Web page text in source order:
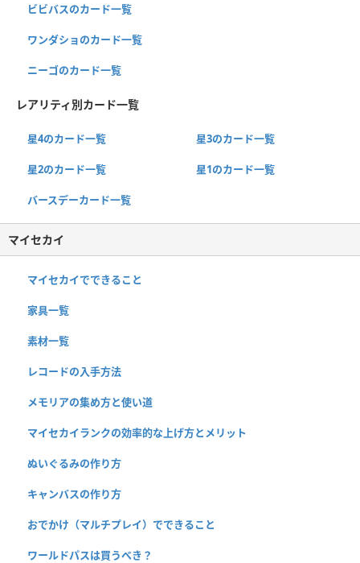
ビビバスのカード一覧
ワンダショのカード一覧
ニーゴのカード一覧
レアリティ別カード一覧
星4のカード一覧 星3のカード一覧
星2のカード一覧 星1のカード一覧
バースデーカード一覧
マイセカイ
マイセカイでできること
家具一覧
素材一覧
レコードの入手方法
メモリアの集め方と使い道
マイセカイランクの効率的な上げ方とメリット
ぬいぐるみの作り方
キャンバスの作り方
おでかけ（マルチプレイ）でできること
ワールドパスは買うべき？